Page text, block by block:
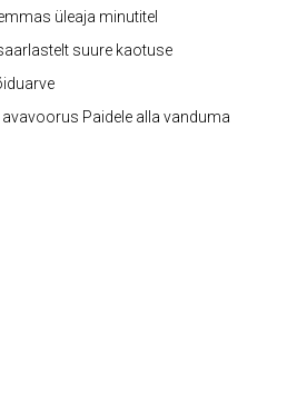
üleaja minutitel
suure kaotuse
Paidele alla vanduma